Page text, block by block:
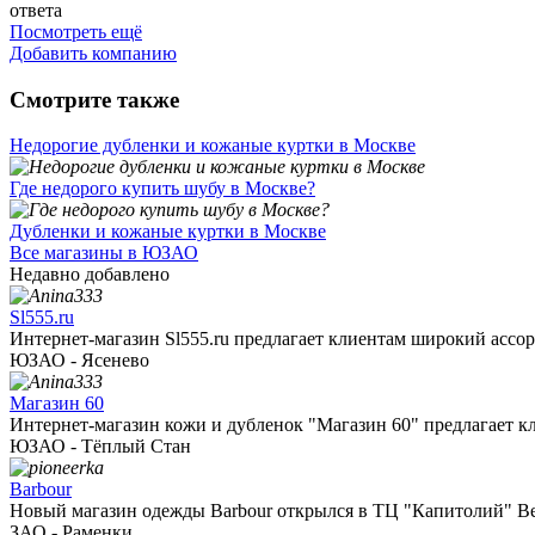
ответа
Посмотреть ещё
Добавить компанию
Смотрите также
Недорогие дубленки и кожаные куртки в Москве
Где недорого купить шубу в Москве?
Дубленки и кожаные куртки в Москве
Все магазины в ЮЗАО
Недавно добавлено
Sl555.ru
Интернет-магазин Sl555.ru предлагает клиентам широкий
ЮЗАО - Ясенево
Магазин 60
Интернет-магазин кожи и дубленок "Магазин 60" предлагает
ЮЗАО - Тёплый Стан
Barbour
Новый магазин одежды Barbour открылся в ТЦ "Капитолий"